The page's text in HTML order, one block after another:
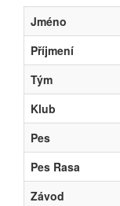
Jméno
Příjmení
Tým
Klub
Pes
Pes Rasa
Závod